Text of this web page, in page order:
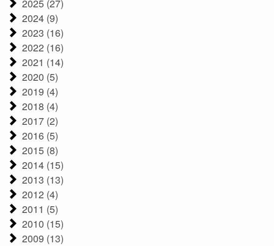
2025 (27)
2024 (9)
2023 (16)
2022 (16)
2021 (14)
2020 (5)
2019 (4)
2018 (4)
2017 (2)
2016 (5)
2015 (8)
2014 (15)
2013 (13)
2012 (4)
2011 (5)
2010 (15)
2009 (13)